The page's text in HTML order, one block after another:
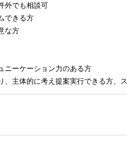
外でも相談可
できる方
な方
ニーケーション力のある方
、主体的に考え提案実行できる方、